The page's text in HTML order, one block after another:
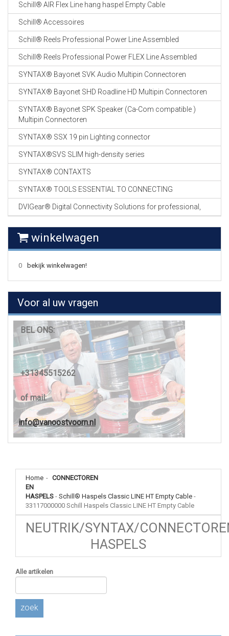
Schill® AIR Flex Line hang haspel Empty Cable
Schill® Accessoires
Schill® Reels Professional Power Line Assembled
Schill® Reels Professional Power FLEX Line Assembled
SYNTAX® Bayonet SVK Audio Multipin Connectoren
SYNTAX® Bayonet SHD Roadline HD Multipin Connectoren
SYNTAX® Bayonet SPK Speaker (Ca-Com compatible )
Multipin Connectoren
SYNTAX® SSX 19 pin Lighting connector
SYNTAX®SVS SLIM high-density series
SYNTAX® CONTAXTS
SYNTAX® TOOLS ESSENTIAL TO CONNECTING
DVIGear® Digital Connectivity Solutions for professional,
winkelwagen
0 bekijk winkelwagen!
Voor al uw vragen
BEL ONS:
+31345515262
of mail:
info@vanoostvoorn.nl
Home - CONNECTOREN
EN
HASPELS - Schill® Haspels Classic LINE HT Empty Cable -
33117000000 Schill Haspels Classic LINE HT Empty Cable
NEUTRIK/SYNTAX/
HASPELS
Alle artikelen
zoek